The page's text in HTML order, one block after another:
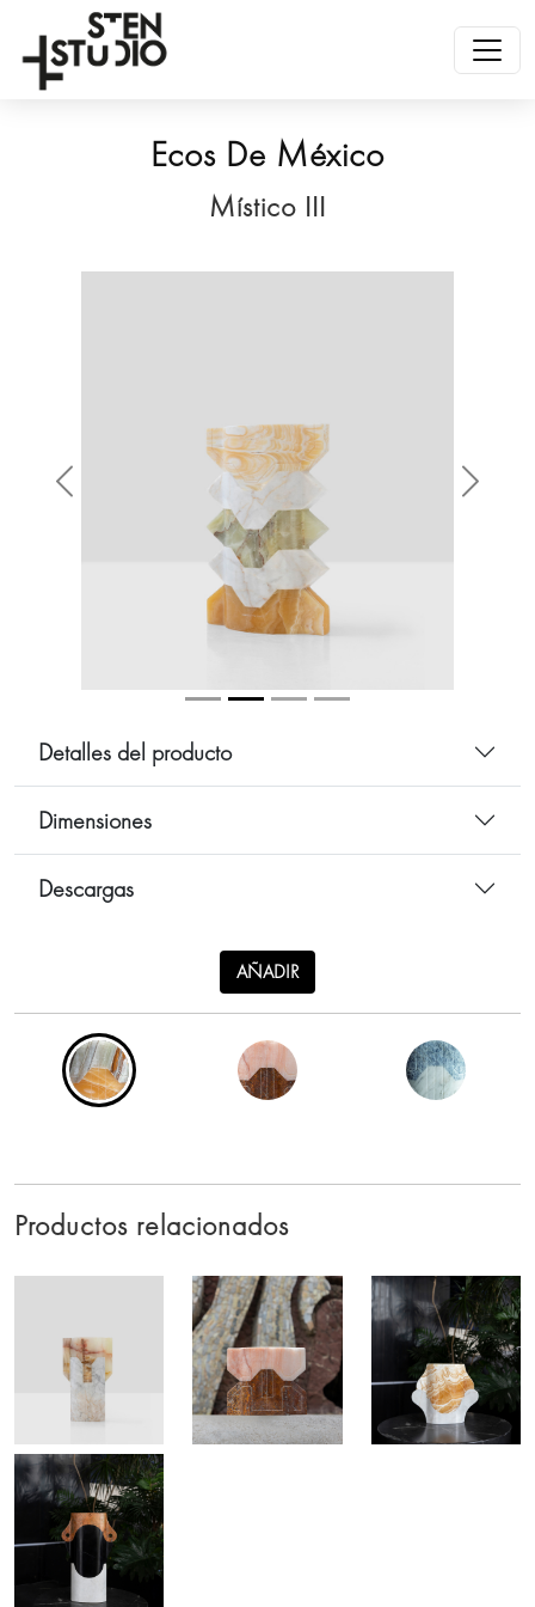
Ecos De México
Místico III
Anterior
Detalles del producto
Dimensiones
Descargas
AÑADIR
Productos relacionados